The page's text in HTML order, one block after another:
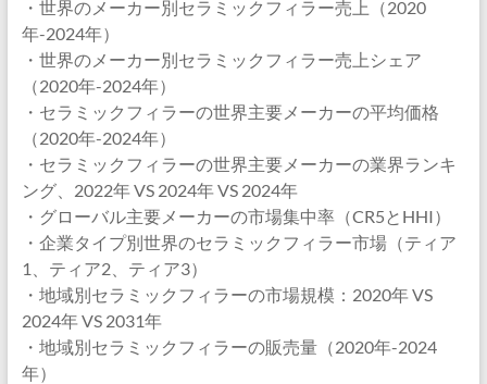
・世界のメーカー別セラミックフィラー売上（2020
年-2024年）
・世界のメーカー別セラミックフィラー売上シェア
（2020年-2024年）
・セラミックフィラーの世界主要メーカーの平均価格
（2020年-2024年）
・セラミックフィラーの世界主要メーカーの業界ランキ
ング、2022年 VS 2024年 VS 2024年
・グローバル主要メーカーの市場集中率（CR5とHHI）
・企業タイプ別世界のセラミックフィラー市場（ティア
1、ティア2、ティア3）
・地域別セラミックフィラーの市場規模：2020年 VS
2024年 VS 2031年
・地域別セラミックフィラーの販売量（2020年-2024
年）